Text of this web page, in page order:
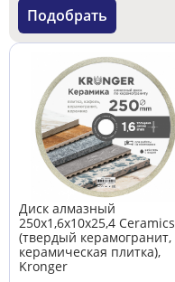
Подобрать
Диск алмазный
250x1,6х10х25,4 Сeramics
(твердый керамогранит,
керамическая плитка),
Kronger